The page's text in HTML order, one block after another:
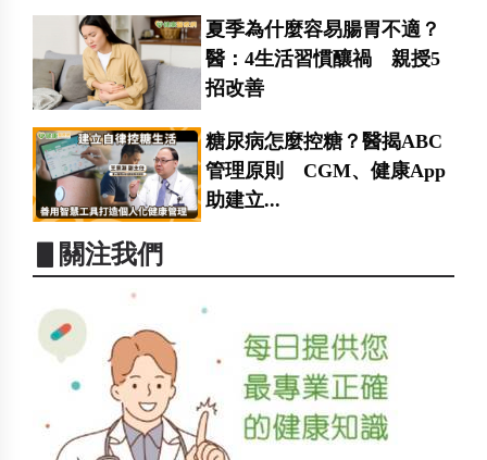
夏季為什麼容易腸胃不適？
醫：4生活習慣釀禍 親授5
招改善
糖尿病怎麼控糖？醫揭ABC
管理原則 CGM、健康App
助建立...
▋關注我們